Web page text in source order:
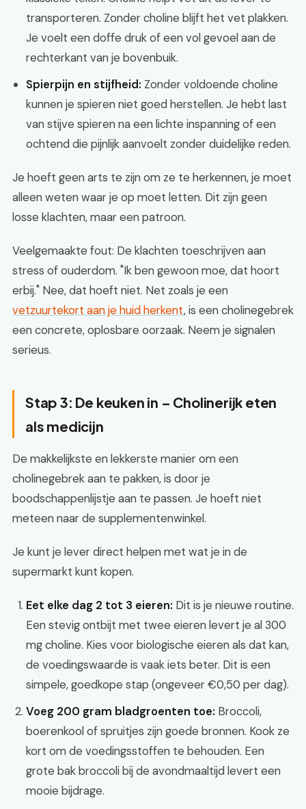
transporteren. Zonder choline blijft het vet plakken.
Je voelt een doffe druk of een vol gevoel aan de
rechterkant van je bovenbuik.
Spierpijn en stijfheid: Zonder voldoende choline
kunnen je spieren niet goed herstellen. Je hebt last
van stijve spieren na een lichte inspanning of een
ochtend die pijnlijk aanvoelt zonder duidelijke reden.
Je hoeft geen arts te zijn om ze te herkennen, je moet
alleen weten waar je op moet letten. Dit zijn geen
losse klachten, maar een patroon.
Veelgemaakte fout: De klachten toeschrijven aan
stress of ouderdom. "Ik ben gewoon moe, dat hoort
erbij." Nee, dat hoeft niet. Net zoals je een
vetzuurtekort aan je huid herkent, is een cholinegebrek
een concrete, oplosbare oorzaak. Neem je signalen
serieus.
Stap 3: De keuken in – Cholinerijk eten
als medicijn
De makkelijkste en lekkerste manier om een
cholinegebrek aan te pakken, is door je
boodschappenlijstje aan te passen. Je hoeft niet
meteen naar de supplementenwinkel.
Je kunt je lever direct helpen met wat je in de
supermarkt kunt kopen.
Eet elke dag 2 tot 3 eieren: Dit is je nieuwe routine.
Een stevig ontbijt met twee eieren levert je al 300
mg choline. Kies voor biologische eieren als dat kan,
de voedingswaarde is vaak iets beter. Dit is een
simpele, goedkope stap (ongeveer €0,50 per dag).
Voeg 200 gram bladgroenten toe: Broccoli,
boerenkool of spruitjes zijn goede bronnen. Kook ze
kort om de voedingsstoffen te behouden. Een
grote bak broccoli bij de avondmaaltijd levert een
mooie bijdrage.